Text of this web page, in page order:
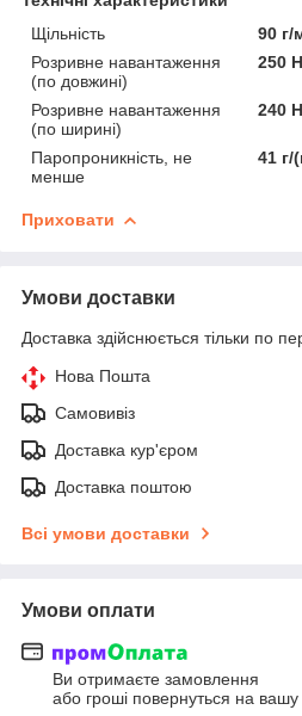
Щільність
90 г/
Розривне навантаження
(по довжині)
250
Розривне навантаження
(по ширині)
240
Паропроникність, не
менше
41 г/
Приховати
Умови доставки
Доставка здійснюється тільки по
Нова Пошта
Самовивіз
Доставка кур'єром
Доставка поштою
Всі умови доставки
Умови оплати
Ви отримаєте замовлення
або гроші повернуться на вашу